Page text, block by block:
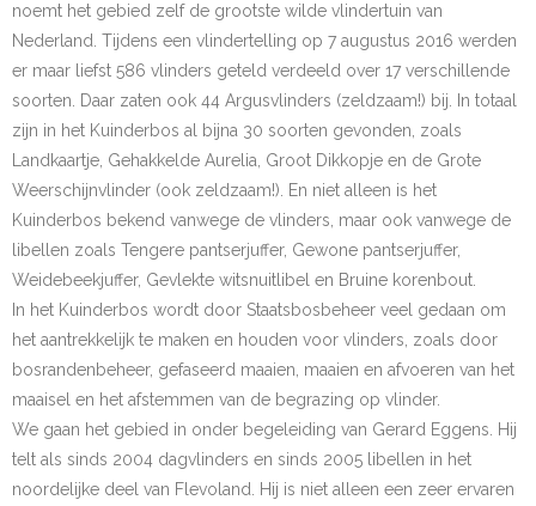
- ANBI
- Privacybeleid
Werkgroepen
- Werkgroepen
- Activiteitencommissie
- Knobbelzwanen
- Natuurfotografie
- - Foto van de maand
noemt het gebied zelf de grootste wilde vlindertuin van
Nederland. Tijdens een vlindertelling op 7 augustus 2016 werden
er maar liefst 586 vlinders geteld verdeeld over 17 verschillende
soorten. Daar zaten ook 44 Argusvlinders (zeldzaam!) bij. In totaal
zijn in het Kuinderbos al bijna 30 soorten gevonden, zoals
Landkaartje, Gehakkelde Aurelia, Groot Dikkopje en de Grote
Weerschijnvlinder (ook zeldzaam!). En niet alleen is het
Kuinderbos bekend vanwege de vlinders, maar ook vanwege de
libellen zoals Tengere pantserjuffer, Gewone pantserjuffer,
Weidebeekjuffer, Gevlekte witsnuitlibel en Bruine korenbout.
In het Kuinderbos wordt door Staatsbosbeheer veel gedaan om
het aantrekkelijk te maken en houden voor vlinders, zoals door
bosrandenbeheer, gefaseerd maaien, maaien en afvoeren van het
maaisel en het afstemmen van de begrazing op vlinder.
We gaan het gebied in onder begeleiding van Gerard Eggens. Hij
telt als sinds 2004 dagvlinders en sinds 2005 libellen in het
noordelijke deel van Flevoland. Hij is niet alleen een zeer ervaren